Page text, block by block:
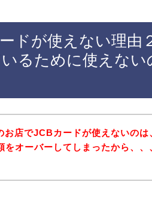
ドが使えない理由
るために使えない
店でJCBカードが使えないのは
をオーバーしてしまったから、、